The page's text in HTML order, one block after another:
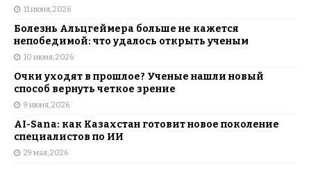
11 июня, 2026
Болезнь Альцгеймера больше не кажется
непобедимой: что удалось открыть ученым
10 июня, 2026
Очки уходят в прошлое? Ученые нашли новый
способ вернуть четкое зрение
9 июня, 2026
AI-Sana: как Казахстан готовит новое поколение
специалистов по ИИ
29 мая, 2026